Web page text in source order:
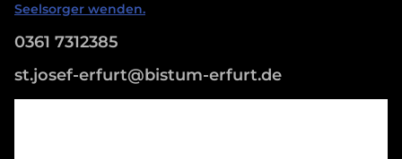
Seelsorger wenden.
0361 7312385
st.josef-erfurt@bistum-erfurt.de